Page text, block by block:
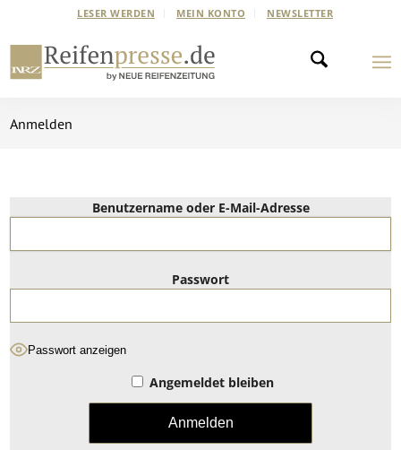
LESER WERDEN MEIN KONTO NEWSLETTER
Anmelden
Benutzername oder E-Mail-Adresse
Passwort
Passwort anzeigen
Angemeldet bleiben